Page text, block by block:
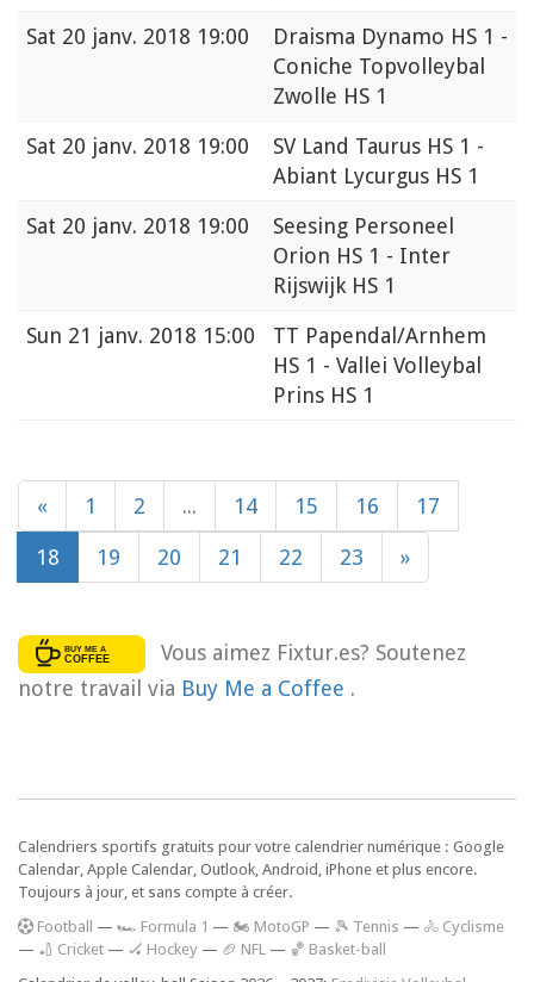
Sat 20 janv. 2018 19:00
Draisma Dynamo HS 1 -
Coniche Topvolleybal
Zwolle HS 1
Sat 20 janv. 2018 19:00
SV Land Taurus HS 1 -
Abiant Lycurgus HS 1
Sat 20 janv. 2018 19:00
Seesing Personeel
Orion HS 1 - Inter
Rijswijk HS 1
Sun 21 janv. 2018 15:00
TT Papendal/Arnhem
HS 1 - Vallei Volleybal
Prins HS 1
« 1 2 ... 14 15 16 17
18 19 20 21 22 23 »
Vous aimez Fixtur.es? Soutenez
notre travail via Buy Me a Coffee .
Calendriers sportifs gratuits pour votre calendrier numérique : Google
Calendar, Apple Calendar, Outlook, Android, iPhone et plus encore.
Toujours à jour, et sans compte à créer.
Football — 🏎️ Formula 1 — 🏍 MotoGP — 🎾 Tennis — 🚴 Cyclisme
— 🏏 Cricket — 🏑 Hockey — 🏈 NFL — 🏀 Basket-ball